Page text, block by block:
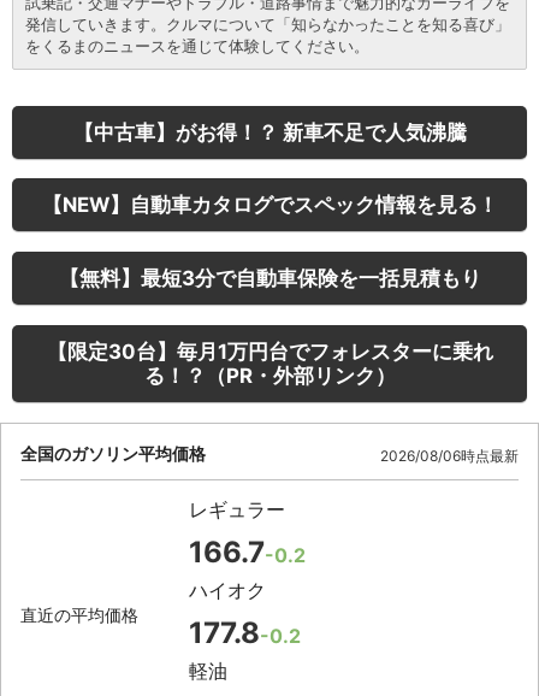
発信していきます。クルマについて「知らなかったことを知る喜び」
をくるまのニュースを通じて体験してください。
【中古車】がお得！？ 新車不足で人気沸騰
【NEW】自動車カタログでスペック情報を見る！
【無料】最短3分で自動車保険を一括見積もり
【限定30台】毎月1万円台でフォレスターに乗れ
る！？（PR・外部リンク）
全国のガソリン平均価格 2026/08/06時点最新
直近の平均価格
レギュラー
166.7-0.2
ハイオク
177.8-0.2
軽油